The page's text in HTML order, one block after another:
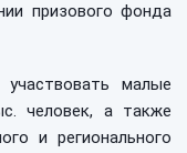
призового фонда
малые
человек, а также
и регионального